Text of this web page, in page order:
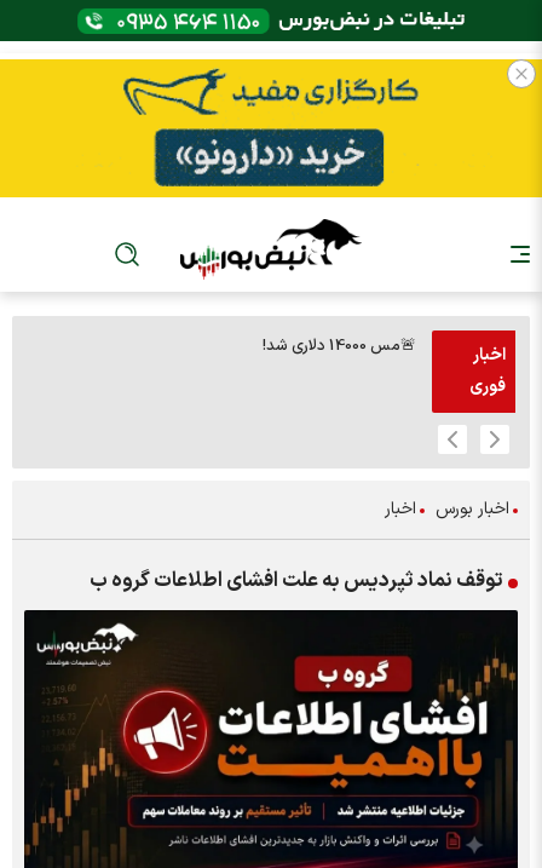
اخبار
فوری
🚨مس 14000 دلاری شد!
اخبار بورس اخبار
توقف نماد ثپردیس به علت افشای اطلاعات گروه ب